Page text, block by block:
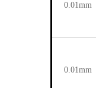
0.01mm
0.01mm